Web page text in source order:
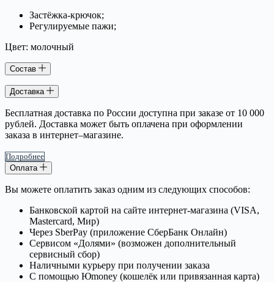
Застёжка-крючок;
Регулируемые пажи;
Цвет: молочный
Состав
Доставка
Бесплатная доставка по России доступна при заказе от 10 000
рублей. Доставка может быть оплачена при оформлении
заказа в интернет–магазине.
Подробнее
Оплата
Вы можете оплатить заказ одним из следующих способов:
Банковской картой на сайте интернет-магазина (VISA,
Mastercard, Мир)
Через SberPay (приложение СберБанк Онлайн)
Сервисом «Долями» (возможен дополнительный
сервисный сбор)
Наличными курьеру при получении заказа
С помощью Юmoney (кошелёк или привязанная карта)